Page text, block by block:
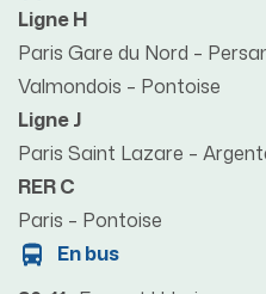
Ligne H
Paris Gare du Nord –
Valmondois – Pontoise
Ligne J
Paris Saint Lazare –
RER C
Paris – Pontoise
En bus